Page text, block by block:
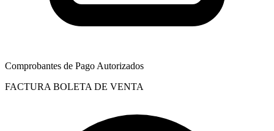
Comprobantes de Pago Autorizados
FACTURA BOLETA DE VENTA